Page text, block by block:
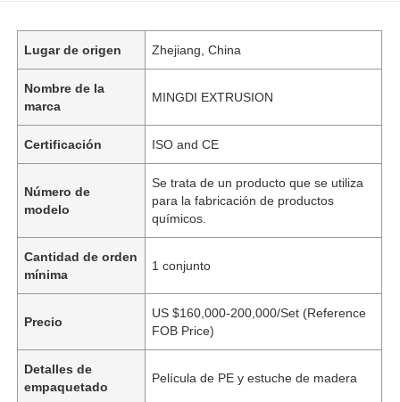
Lugar de origen Zhejiang, China
Nombre de la
marca
MINGDI EXTRUSION
Certificación ISO and CE
Número de
modelo
Se trata de un producto que se utiliza
para la fabricación de productos
químicos.
Cantidad de orden
mínima
1 conjunto
Precio
US $160,000-200,000/Set (Reference
FOB Price)
Detalles de
empaquetado
Película de PE y estuche de madera